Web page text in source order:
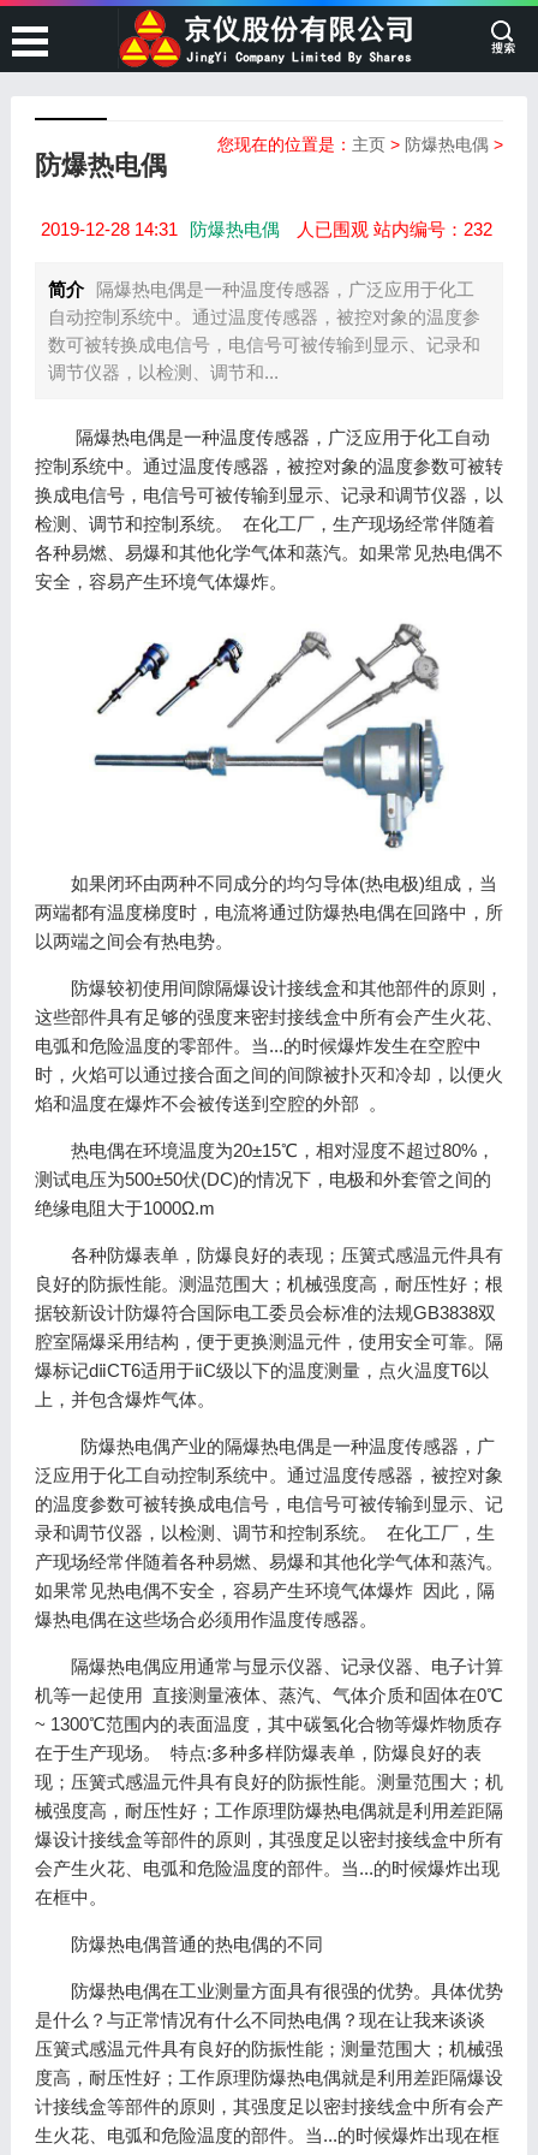
您现在的位置是： 主页 > 防爆热电偶 >
防爆热电偶
2019-12-28 14:31 防爆热电偶 人已围观 站内编号：232
简介
隔爆热电偶是一种温度传感器，广泛应用于化工
自动控制系统中。通过温度传感器，被控对象的温度参
数可被转换成电信号，电信号可被传输到显示、记录和
调节仪器，以检测、调节和...
隔爆热电偶是一种温度传感器，广泛应用于化工自动
控制系统中。通过温度传感器，被控对象的温度参数可被转
换成电信号，电信号可被传输到显示、记录和调节仪器，以
检测、调节和控制系统。 在化工厂，生产现场经常伴随着
各种易燃、易爆和其他化学气体和蒸汽。如果常见热电偶不
安全，容易产生环境气体爆炸。
如果闭环由两种不同成分的均匀导体(热电极)组成，当
两端都有温度梯度时，电流将通过防爆热电偶在回路中，所
以两端之间会有热电势。
防爆较初使用间隙隔爆设计接线盒和其他部件的原则，
这些部件具有足够的强度来密封接线盒中所有会产生火花、
电弧和危险温度的零部件。当...的时候爆炸发生在空腔中
时，火焰可以通过接合面之间的间隙被扑灭和冷却，以便火
焰和温度在爆炸不会被传送到空腔的外部 。
热电偶在环境温度为20±15℃，相对湿度不超过80%，
测试电压为500±50伏(DC)的情况下，电极和外套管之间的
绝缘电阻大于1000Ω.m
各种防爆表单，防爆良好的表现；压簧式感温元件具有
良好的防振性能。测温范围大；机械强度高，耐压性好；根
据较新设计防爆符合国际电工委员会标准的法规GB3838双
腔室隔爆采用结构，便于更换测温元件，使用安全可靠。隔
爆标记dⅱCT6适用于ⅱC级以下的温度测量，点火温度T6以
上，并包含爆炸气体。
防爆热电偶产业的隔爆热电偶是一种温度传感器，广
泛应用于化工自动控制系统中。通过温度传感器，被控对象
的温度参数可被转换成电信号，电信号可被传输到显示、记
录和调节仪器，以检测、调节和控制系统。 在化工厂，生
产现场经常伴随着各种易燃、易爆和其他化学气体和蒸汽。
如果常见热电偶不安全，容易产生环境气体爆炸 因此，隔
爆热电偶在这些场合必须用作温度传感器。
隔爆热电偶应用通常与显示仪器、记录仪器、电子计算
机等一起使用 直接测量液体、蒸汽、气体介质和固体在0℃
~ 1300℃范围内的表面温度，其中碳氢化合物等爆炸物质存
在于生产现场。 特点:多种多样防爆表单，防爆良好的表
现；压簧式感温元件具有良好的防振性能。测量范围大；机
械强度高，耐压性好；工作原理防爆热电偶就是利用差距隔
爆设计接线盒等部件的原则，其强度足以密封接线盒中所有
会产生火花、电弧和危险温度的部件。当...的时候爆炸出现
在框中。
防爆热电偶普通的热电偶的不同
防爆热电偶在工业测量方面具有很强的优势。具体优势
是什么？与正常情况有什么不同热电偶？现在让我来谈谈
压簧式感温元件具有良好的防振性能；测量范围大；机械强
度高，耐压性好；工作原理防爆热电偶就是利用差距隔爆设
计接线盒等部件的原则，其强度足以密封接线盒中所有会产
生火花、电弧和危险温度的部件。当...的时候爆炸出现在框